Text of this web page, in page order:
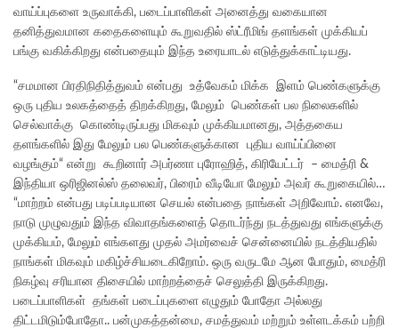
வாய்ப்புகளை உருவாக்கி, படைப்பாளிகள் அனைத்து வகையான
தனித்துவமான கதைகளையும் கூறுவதில் ஸ்ட்ரீமிங் தளங்கள் முக்கியப்
பங்கு வகிக்கிறது என்பதையும் இந்த உரையாடல் எடுத்துக்காட்டியது.
“சமமான பிரதிநிதித்துவம் என்பது உத்வேகம் மிக்க இளம் பெண்களுக்கு
ஒரு புதிய உலகத்தைத் திறக்கிறது, மேலும் பெண்கள் பல நிலைகளில்
செல்வாக்கு கொண்டிருப்பது மிகவும் முக்கியமானது, அத்தகைய
தளங்களில் இது மேலும் பல பெண்களுக்கான புதிய வாய்ப்பினை
வழங்கும்“ என்று கூறினார் அபர்ணா புரோஹித், கிரியேட்டர் – மைத்ரி &
இந்தியா ஒரிஜினல்ஸ் தலைவர், பிரைம் வீடியோ மேலும் அவர் கூறுகையில்…
“மாற்றம் என்பது படிப்படியான செயல் என்பதை நாங்கள் அறிவோம். எனவே,
நாடு முழுவதும் இந்த விவாதங்களைத் தொடர்ந்து நடத்துவது எங்களுக்கு
முக்கியம், மேலும் எங்களது முதல் அமர்வைச் சென்னையில் நடத்தியதில்
நாங்கள் மிகவும் மகிழ்ச்சியடைகிறோம். ஒரு வருடமே ஆன போதும், மைத்ரி
நிகழ்வு சரியான திசையில் மாற்றத்தைச் செலுத்தி இருக்கிறது.
படைப்பாளிகள் தங்கள் படைப்புகளை எழுதும் போதோ அல்லது
திட்டமிடும்போதோ.. பன்முகத்தன்மை, சமத்துவம் மற்றும் உள்ளடக்கம் பற்றி